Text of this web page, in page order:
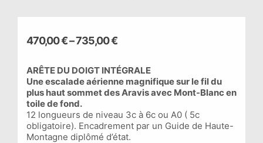
470,00€–735,00€
ARÊTE DU DOIGT INTÉGRALE
Une escalade aérienne magnifique sur le fil du
plus haut sommet des Aravis avec Mont-Blanc en
toile de fond.
12 longueurs de niveau 3c à 6c ou A0 ( 5c
obligatoire). Encadrement par un Guide de Haute-
Montagne diplômé d’état.